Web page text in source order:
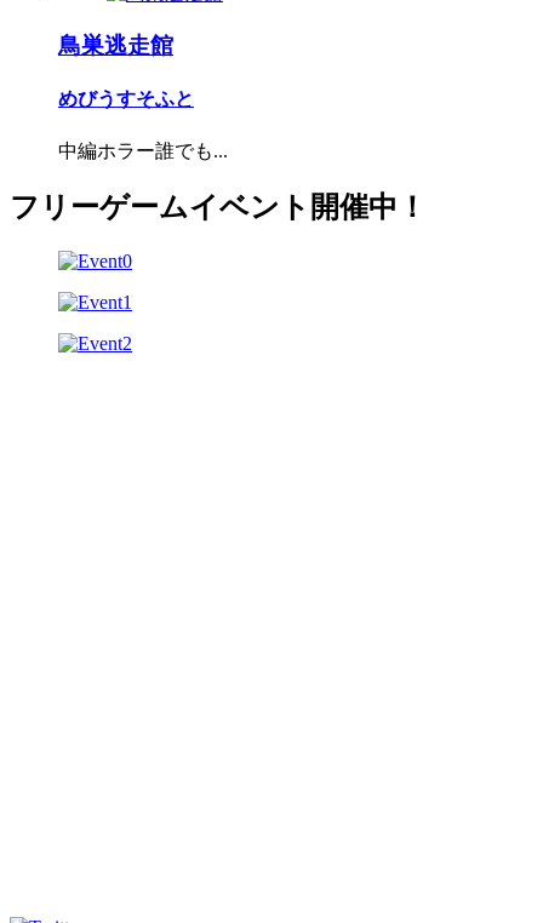
鳥巣逃走館
めびうすそふと
中編ホラー誰でも...
フリーゲームイベント開催中！